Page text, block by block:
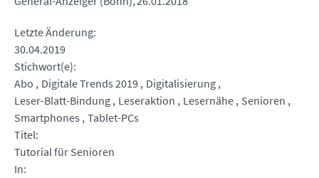
Letzte Änderung
30.04.2019
Stichwort(e)
Abo
Digitale Trends 2019 Digitalisierung
Leser-Blatt-Bindung Leseraktion Lesernähe Senioren
Smartphones Tablet-PCs
Titel
Tutorial für Senioren
In